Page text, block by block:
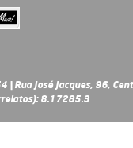
José Jacques, 96,
8.17285.3